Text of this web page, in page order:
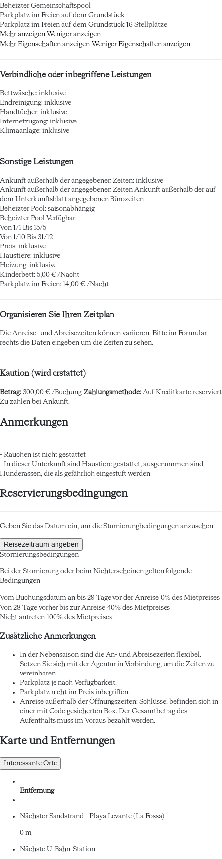
Beheizter Gemeinschaftspool
Parkplatz im Freien auf dem Grundstück
Parkplatz im Freien auf dem Grundstück 16 Stellplätze
Mehr anzeigen Weniger anzeigen
Mehr Eigenschaften anzeigen Weniger Eigenschaften anzeigen
Verbindliche oder inbegriffene Leistungen
Bettwäsche: inklusive
Endreinigung: inklusive
Handtücher: inklusive
Internetzugang: inklusive
Klimaanlage: inklusive
Sonstige Leistungen
Ankunft außerhalb der angegebenen Zeiten: inklusive
Ankunft außerhalb der angegebenen Zeiten Ankunft außerhalb der auf
dem Unterkunftsblatt angegebenen Bürozeiten
Beheizter Pool: saisonabhängig
Beheizter Pool Verfügbar:
Von 1/1 Bis 15/5
Von 1/10 Bis 31/12
Preis: inklusive
Haustiere: inklusive
Heizung: inklusive
Kinderbett: 5,00 € /Nacht
Parkplatz im Freien: 14,00 € /Nacht
Organisieren Sie Ihren Zeitplan
Die Anreise- und Abreisezeiten können variieren. Bitte im Formular
rechts die Daten eingeben um die Zeiten zu sehen.
Kaution (wird erstattet)
Betrag: 300,00 € /Buchung Zahlungsmethode: Auf Kreditkarte reserviert
Zu zahlen bei Ankunft.
Anmerkungen
- Rauchen ist nicht gestattet
- In dieser Unterkunft sind Haustiere gestattet, ausgenommen sind
Hunderassen, die als gefährlich eingestuft werden
Reservierungsbedingungen
Geben Sie das Datum ein, um die Stornierungbedingungen anzusehen
Reisezeitraum angeben
Stornierungsbedingungen
Bei der Stornierung oder beim Nichterscheinen gelten folgende
Bedingungen
Vom Buchungsdatum an bis 29 Tage vor der Anreise 0% des Mietpreises
Von 28 Tage vorher bis zur Anreise 40% des Mietpreises
Nicht antreten 100% des Mietpreises
Zusätzliche Anmerkungen
In der Nebensaison sind die An- und Abreisezeiten flexibel.
Setzen Sie sich mit der Agentur in Verbindung, um die Zeiten zu
vereinbaren.
Parkplatz je nach Verfügbarkeit.
Parkplatz nicht im Preis inbegriffen.
Anreise außerhalb der Öffnungszeiten: Schlüssel befinden sich in
einer mit Code gesicherten Box. Der Gesamtbetrag des
Aufenthalts muss im Voraus bezahlt werden.
Karte und Entfernungen
Interessante Orte
Entfernung
Nächster Sandstrand - Playa Levante (La Fossa)
0 m
Nächste U-Bahn-Station